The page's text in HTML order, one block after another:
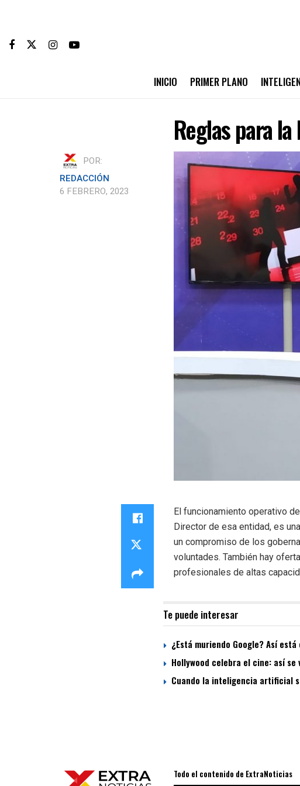
INICIO PRIMER PLANO
Reglas para la
POR:
REDACCIÓN
6 FEBRERO, 2023
El funcionamiento operativo
Director de esa entidad, es
un compromiso de los
voluntades. También hay
profesionales de altas
Te puede interesar
¿Está muriendo Google? Así
Hollywood celebra el cine: así
Cuando la inteligencia artificial
Todo el contenido de ExtraNoticias